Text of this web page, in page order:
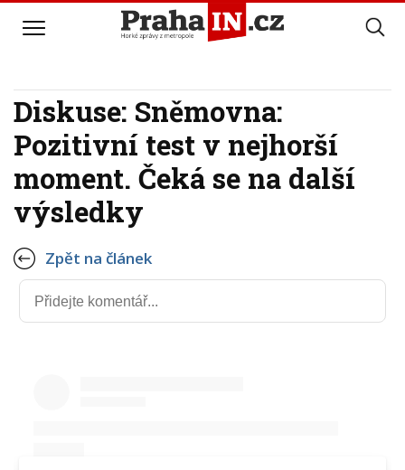
Diskuse: Sněmovna:
Pozitivní test v nejhorší
moment. Čeká se na další
výsledky
Zpět na článek